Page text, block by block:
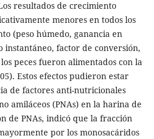
resultados de crecimiento
menores en todos los
(peso húmedo, ganancia en
instantáneo, factor de conversión,
peces fueron alimentados con la
Estos efectos pudieron estar
de factores anti-nutricionales
amiláceos (PNAs) en la harina de
de PNAs, indicó que la fracción
por los monosacáridos